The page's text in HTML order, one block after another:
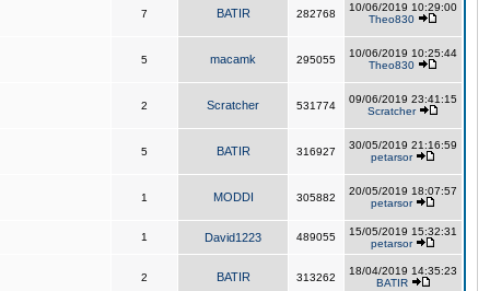
7 BATIR 282768
10/06/2019 10:29:00
Theo830
5 macamk 295055
10/06/2019 10:25:44
Theo830
2 Scratcher 531774
09/06/2019 23:41:15
Scratcher
5 BATIR 316927
30/05/2019 21:16:59
petarsor
1 MODDI 305882
20/05/2019 18:07:57
petarsor
1 David1223 489055
15/05/2019 15:32:31
petarsor
2 BATIR 313262
18/04/2019 14:35:23
BATIR